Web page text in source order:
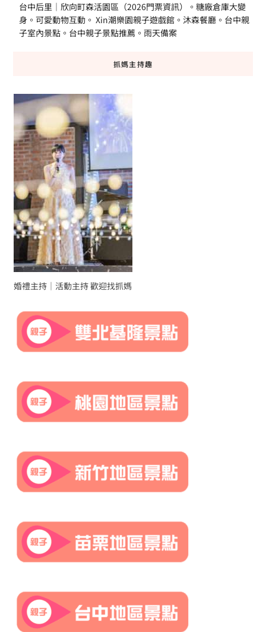
台中后里｜欣向町森活園區（2026門票資訊）。糖廠倉庫大變
身。可愛動物互動。 Xin潮樂園親子遊戲館。沐森餐廳。台中親
子室內景點。台中親子景點推薦。雨天備案
抓媽主持趣
婚禮主持｜活動主持 歡迎找抓媽